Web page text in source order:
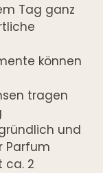
Tag ganz
können
tragen
und
Parfum
ca. 2